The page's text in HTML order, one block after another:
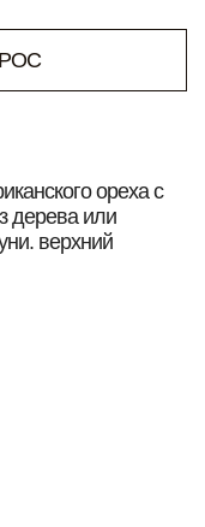
ореха с
дерева или
верхний